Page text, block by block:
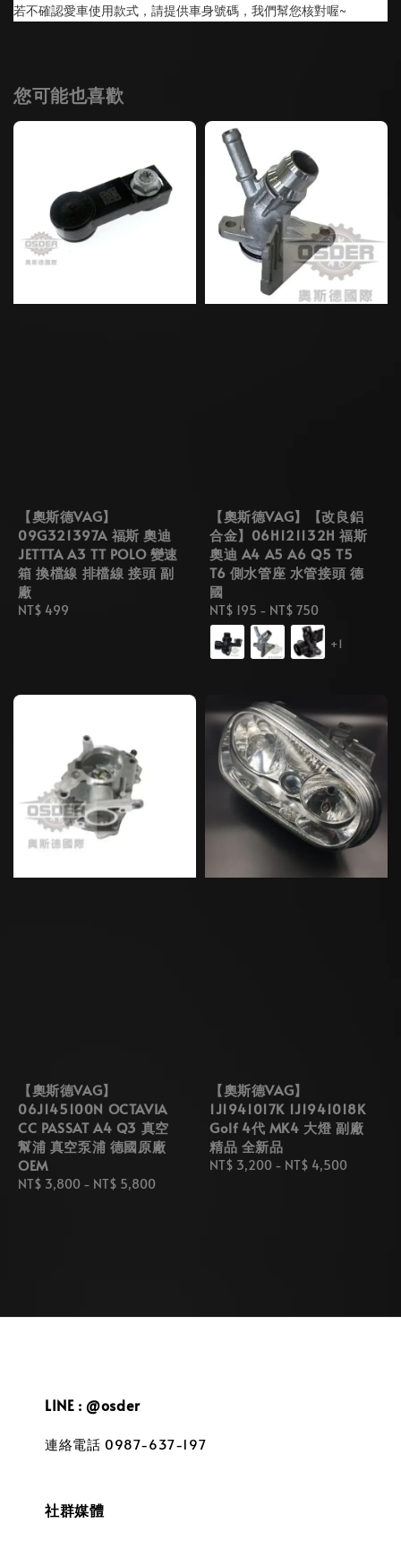
若不確認愛車使用款式，請提供車身號碼，我們幫您核對喔~
您可能也喜歡
【奧斯德VAG】
09G321397A 福斯 奧迪
JETTTA A3 TT POLO 變速
箱 換檔線 排檔線 接頭 副
廠
Regular
NT$ 499
【奧斯德VAG】【改良鋁
合金】06H121132H 福斯
奧迪 A4 A5 A6 Q5 T5
T6 側水管座 水管接頭 德
國
Regular
price
NT$ 195 - NT$ 750
+1
【奧斯德VAG】
06J145100N OCTAVIA
CC PASSAT A4 Q3 真空
幫浦 真空泵浦 德國原廠
OEM
Regular
NT$ 3,800 - NT$ 5,800
【奧斯德VAG】
1J1941017K 1J1941018K
Golf 4代 MK4 大燈 副廠
精品 全新品
Regular
NT$ 3,200 - NT$ 4,500
LINE : @osder
連絡電話 0987-637-197
社群媒體